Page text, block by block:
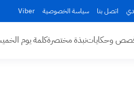
اتصل بنا سياسة الخصوصية Viber
وحكاياتنبذة مختصرةكلمة يوم